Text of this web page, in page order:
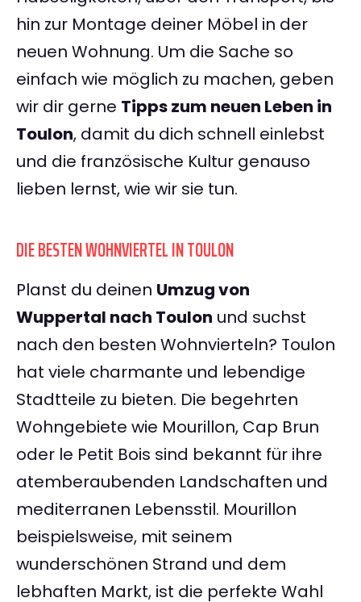
hin zur Montage deiner Möbel in der
neuen Wohnung. Um die Sache so
einfach wie möglich zu machen, geben
wir dir gerne Tipps zum neuen Leben in
Toulon, damit du dich schnell einlebst
und die französische Kultur genauso
lieben lernst, wie wir sie tun.
DIE BESTEN WOHNVIERTEL IN TOULON
Planst du deinen Umzug von
Wuppertal nach Toulon und suchst
nach den besten Wohnvierteln? Toulon
hat viele charmante und lebendige
Stadtteile zu bieten. Die begehrten
Wohngebiete wie Mourillon, Cap Brun
oder le Petit Bois sind bekannt für ihre
atemberaubenden Landschaften und
mediterranen Lebensstil. Mourillon
beispielsweise, mit seinem
wunderschönen Strand und dem
lebhaften Markt, ist die perfekte Wahl